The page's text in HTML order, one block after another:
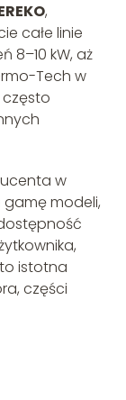
,
całe linie
8–10 kW, aż
Tech w
często
w
modeli,
istotna
części